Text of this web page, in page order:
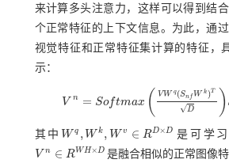
来计算多头注意力，这样可以得到结
个正常特征的上下文信息。为此，通
视觉特征和正常特征集计算的特征，
示：
V n = Softmax ( V W q(Snf W k)T
D
√ )
Vn= SofmaxVWq(S n Wk)TDSnfWv
其中 W q , W k , W v ∈ RD× D
W Wk, v ∈ D× D 是可学
V n ∈ RW H×D
V ∈R WH 是融合相似的正常图像特